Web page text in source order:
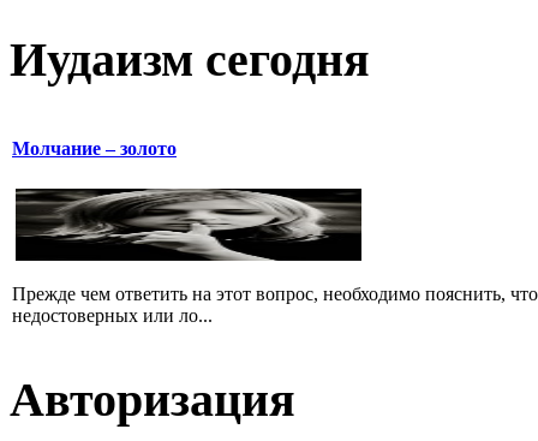
Иудаизм сегодня
Молчание – золото
Прежде чем ответить на этот вопрос, необходимо пояснить,
недостоверных или ло...
Авторизация